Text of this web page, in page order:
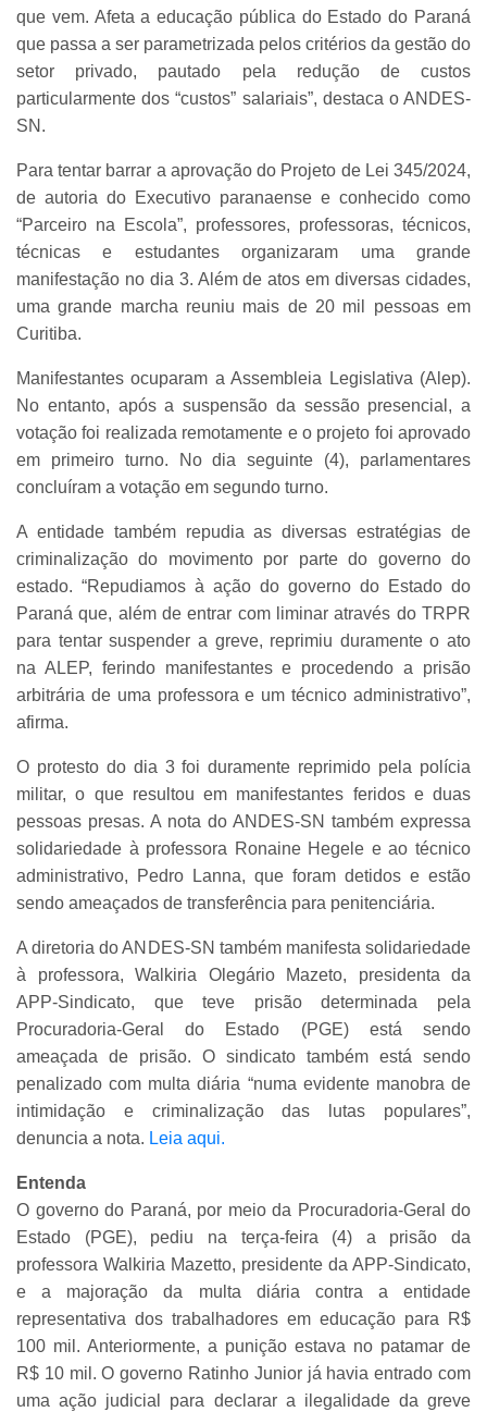
que vem. Afeta a educação pública do Estado do Paraná
que passa a ser parametrizada pelos critérios da gestão do
setor privado, pautado pela redução de custos
particularmente dos “custos” salariais”, destaca o ANDES-
SN.
Para tentar barrar a aprovação do Projeto de Lei 345/2024,
de autoria do Executivo paranaense e conhecido como
“Parceiro na Escola”, professores, professoras, técnicos,
técnicas e estudantes organizaram uma grande
manifestação no dia 3. Além de atos em diversas cidades,
uma grande marcha reuniu mais de 20 mil pessoas em
Curitiba.
Manifestantes ocuparam a Assembleia Legislativa (Alep).
No entanto, após a suspensão da sessão presencial, a
votação foi realizada remotamente e o projeto foi aprovado
em primeiro turno. No dia seguinte (4), parlamentares
concluíram a votação em segundo turno.
A entidade também repudia as diversas estratégias de
criminalização do movimento por parte do governo do
estado. “Repudiamos à ação do governo do Estado do
Paraná que, além de entrar com liminar através do TRPR
para tentar suspender a greve, reprimiu duramente o ato
na ALEP, ferindo manifestantes e procedendo a prisão
arbitrária de uma professora e um técnico administrativo”,
afirma.
O protesto do dia 3 foi duramente reprimido pela polícia
militar, o que resultou em manifestantes feridos e duas
pessoas presas. A nota do ANDES-SN também expressa
solidariedade à professora Ronaine Hegele e ao técnico
administrativo, Pedro Lanna, que foram detidos e estão
sendo ameaçados de transferência para penitenciária.
A diretoria do ANDES-SN também manifesta solidariedade
à professora, Walkiria Olegário Mazeto, presidenta da
APP-Sindicato, que teve prisão determinada pela
Procuradoria-Geral do Estado (PGE) está sendo
ameaçada de prisão. O sindicato também está sendo
penalizado com multa diária “numa evidente manobra de
intimidação e criminalização das lutas populares”,
denuncia a nota. Leia aqui.
Entenda
O governo do Paraná, por meio da Procuradoria-Geral do
Estado (PGE), pediu na terça-feira (4) a prisão da
professora Walkiria Mazetto, presidente da APP-Sindicato,
e a majoração da multa diária contra a entidade
representativa dos trabalhadores em educação para R$
100 mil. Anteriormente, a punição estava no patamar de
R$ 10 mil. O governo Ratinho Junior já havia entrado com
uma ação judicial para declarar a ilegalidade da greve